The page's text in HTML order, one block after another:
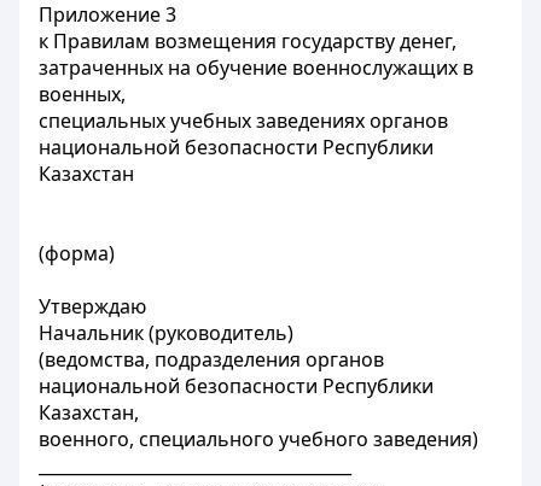
Приложение 3
к Правилам возмещения государству денег,
затраченных на обучение военнослужащих в
военных,
специальных учебных заведениях органов
национальной безопасности Республики
Казахстан
(форма)
Утверждаю
Начальник (руководитель)
(ведомства, подразделения органов
национальной безопасности Республики
Казахстан,
военного, специального учебного заведения)